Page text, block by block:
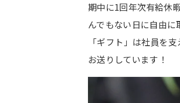
期中に1回年次有給休
んでもない日に自由に
「ギフト」は社員を
お送りしています！